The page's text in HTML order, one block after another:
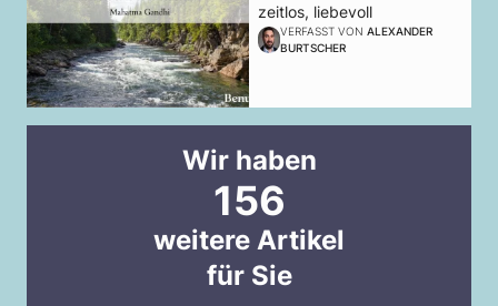
zeitlos, liebevoll
VERFASST VON ALEXANDER
BURTSCHER
Wir haben
156
weitere Artikel
für Sie